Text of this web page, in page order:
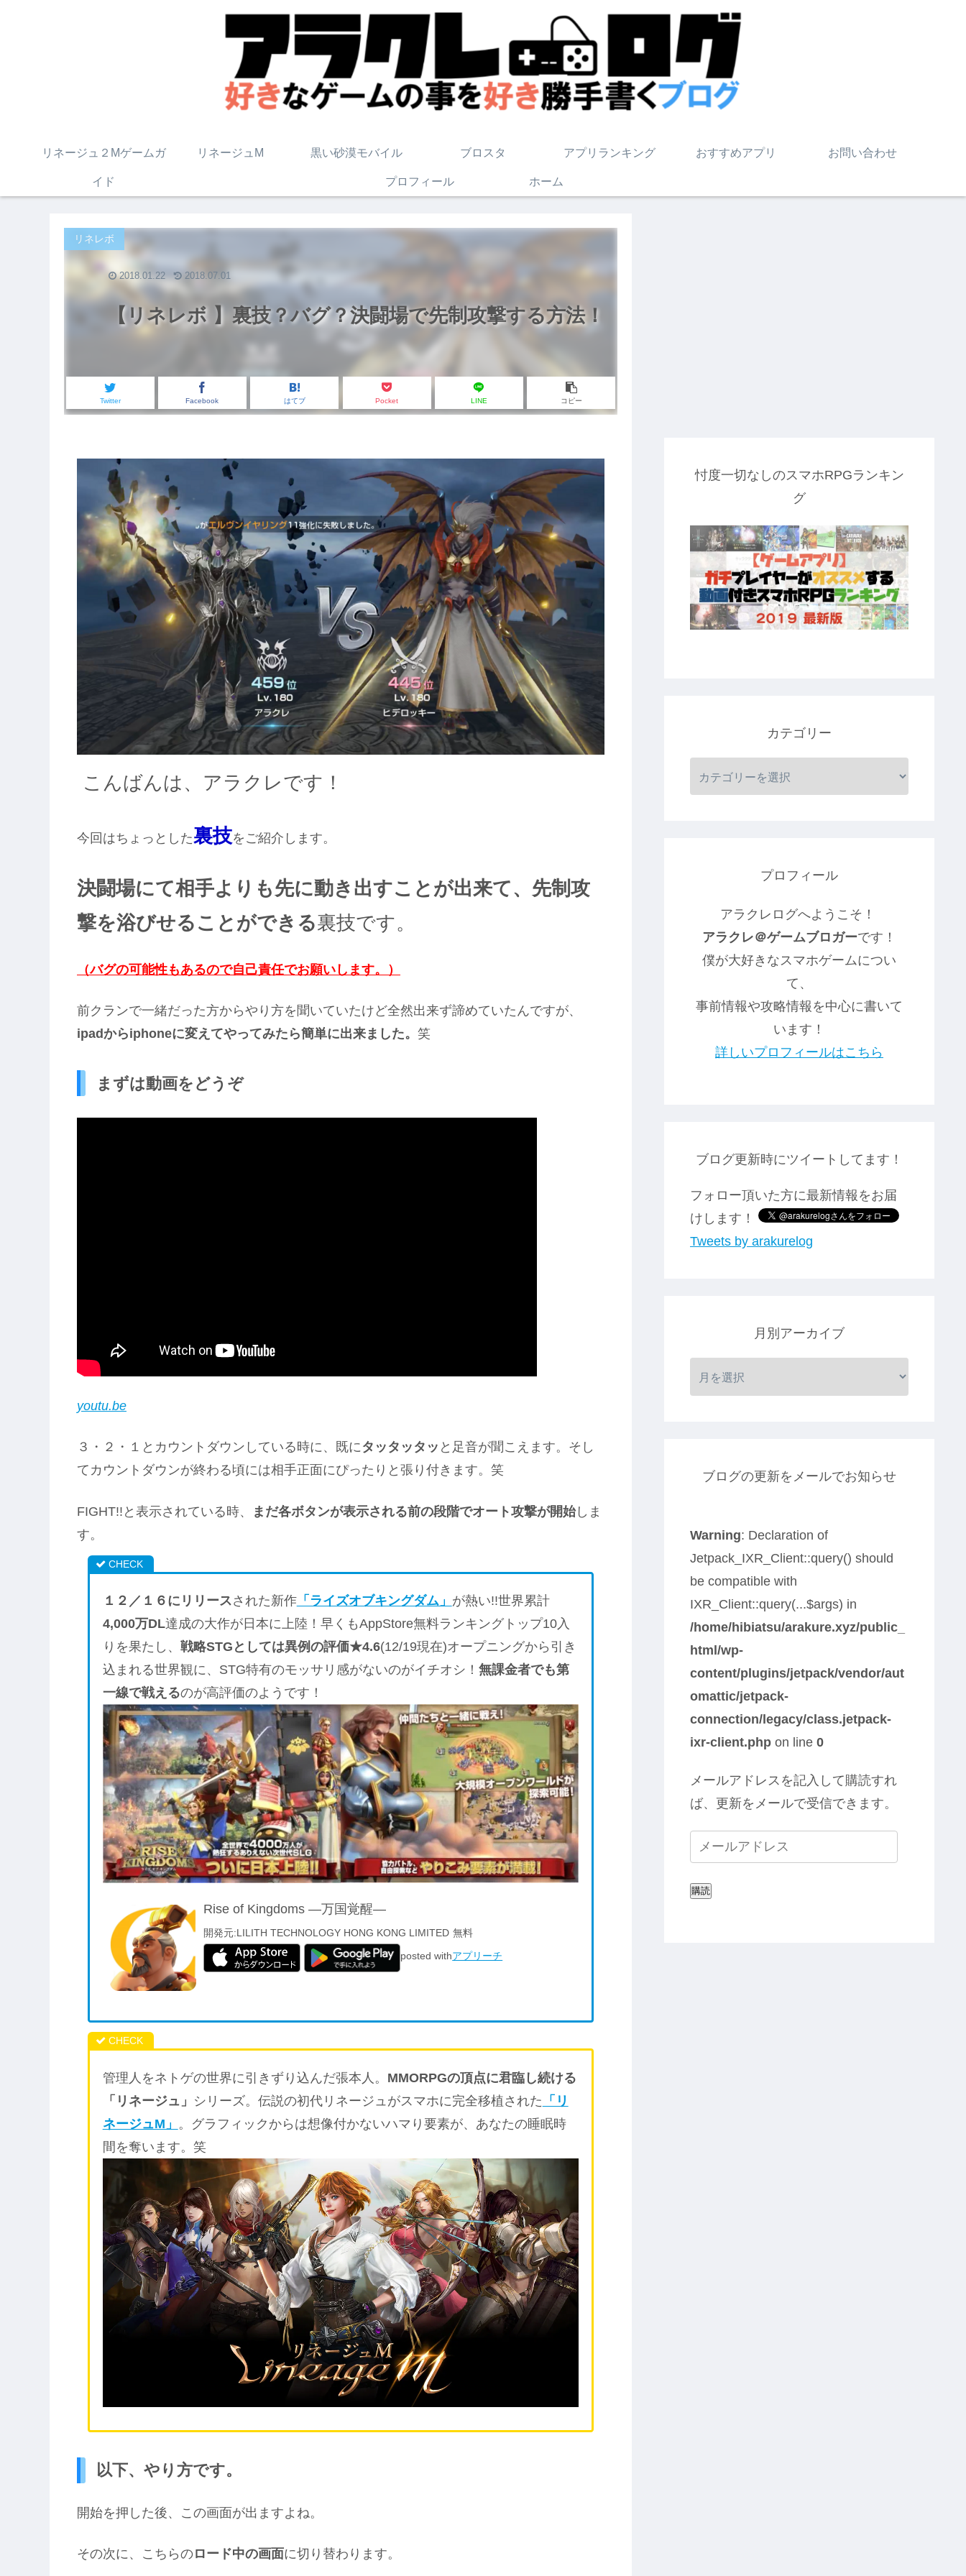
リネージュ２Mゲームガ
イド
リネージュM 黒い砂漠モバイル ブロスタ アプリランキング おすすめアプリ お問い合わせ
プロフィール ホーム
【リネレボ 】裏技？バグ？決闘場で先制攻撃する方法！
リネレボ
Twitter Facebook はてブ Pocket LINE コピー
2018.07.01
2018.01.22
こんばんは、アラクレです！
今回はちょっとした裏技をご紹介します。
決闘場にて相手よりも先に動き出すことが出来て、先制攻
撃を浴びせることができる裏技です。
（バグの可能性もあるので自己責任でお願いします。）
前クランで一緒だった方からやり方を聞いていたけど全然出来ず諦めていたんですが、
ipadからiphoneに変えてやってみたら簡単に出来ました。 笑
まずは動画をどうぞ
youtu.be
３・２・１とカウントダウンしている時に、既にタッタッタッ と足音が聞こえます。そし
てカウントダウンが終わる頃には相手正面にぴったりと張り付きます。笑
FIGHT!!と表示されている時、 まだ各ボタンが表示される前の段階でオート攻撃が開始しま
す。
１２／１６にリリースされた新作「ライズオブキングダム」 が熱い!!世界累計
4,000万DL達成の大作が日本に上陸！早くもAppStore無料ランキングトップ10入
りを果たし、 戦略STGとしては異例の評価★4.6(12/19現在)オープニングから引き
込まれる世界観に、STG特有のモッサリ感がないのがイチオシ！ 無課金者でも第
一線で戦えるのが高評価のようです！
Rise of Kingdoms ―万国覚醒―
開発元:LILITH TECHNOLOGY HONG KONG LIMITED 無料
posted withアプリーチ
管理人をネトゲの世界に引きずり込んだ張本人。 MMORPGの頂点に君臨し続ける
「リネージュ」 シリーズ。伝説の初代リネージュがスマホに完全移植された 「リ
ネージュM」 。グラフィックからは想像付かないハマり要素が、あなたの睡眠時
間を奪います。笑
以下、やり方です。
開始を押した後、この画面が出ますよね。
その次に、こちらのロード中の画面に切り替わります。
忖度一切なしのスマホRPGランキン
グ
カテゴリー
プロフィール
アラクレログへようこそ！
アラクレ＠ゲームブロガーです！
僕が大好きなスマホゲームについ
て、
事前情報や攻略情報を中心に書いて
います！
詳しいプロフィールはこちら
ブログ更新時にツイートしてます！
フォロー頂いた方に最新情報をお届
けします！
Tweets by arakurelog
月別アーカイブ
ブログの更新をメールでお知らせ
Warning: Declaration of
Jetpack_IXR_Client::query() should
be compatible with
IXR_Client::query(...$args) in
/home/hibiatsu/arakure.xyz/public_
html/wp-
content/plugins/jetpack/vendor/aut
omattic/jetpack-
connection/legacy/class.jetpack-
ixr-client.php on line 0
メールアドレスを記入して購読すれ
ば、更新をメールで受信できます。
購読